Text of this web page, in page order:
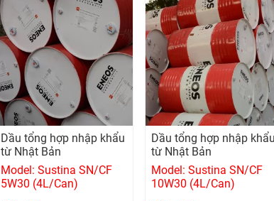
Dầu tổng hợp nhập khẩu
từ Nhật Bản
Model: Sustina SN/CF
5W30 (4L/Can)
Dầu tổng hợp nhập khẩu
từ Nhật Bản
Model: Sustina SN/CF
10W30 (4L/Can)